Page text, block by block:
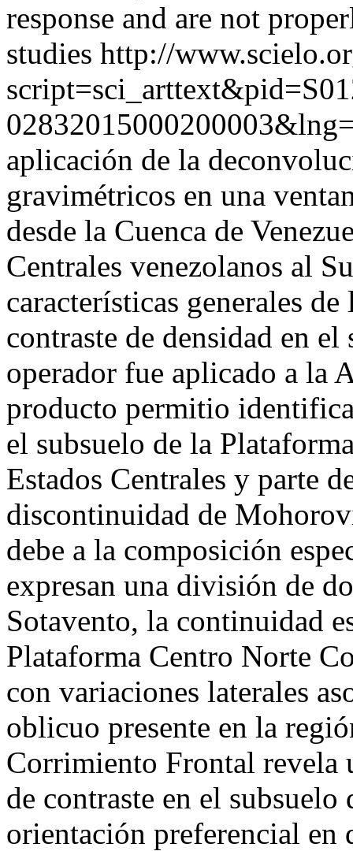
response and are not
studies http://
aplicación de la
gravimétricos en una
desde la Cuenca de
Centrales venezolanos al
características generales
contraste de densidad en
operador fue aplicado a la
producto permitio
el subsuelo de la
Estados Centrales y parte
discontinuidad de
debe a la composición
expresan una división de
Sotavento, la continuidad
Plataforma Centro Norte
con variaciones laterales
oblicuo presente en la
Corrimiento Frontal revela
de contraste en el
orientación preferencial